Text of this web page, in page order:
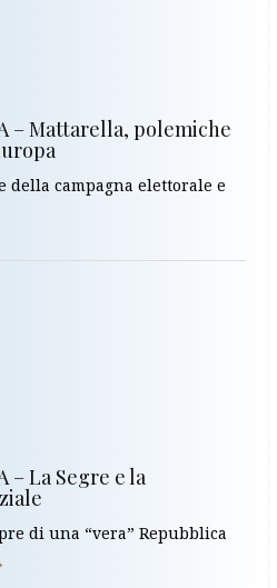
– Mattarella, polemiche
della campagna elettorale e
– La Segre e la
di una “vera” Repubblica